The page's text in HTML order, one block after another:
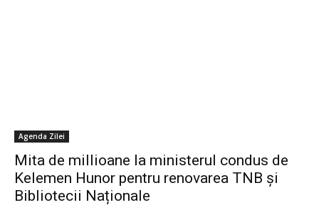
Agenda Zilei
Mita de millioane la ministerul condus de
Kelemen Hunor pentru renovarea TNB și
Bibliotecii Naționale